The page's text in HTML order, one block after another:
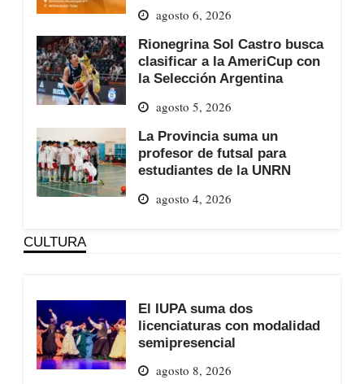
agosto 6, 2026
Rionegrina Sol Castro busca
clasificar a la AmeriCup con
la Selección Argentina
agosto 5, 2026
La Provincia suma un
profesor de futsal para
estudiantes de la UNRN
agosto 4, 2026
CULTURA
El IUPA suma dos
licenciaturas con modalidad
semipresencial
agosto 8, 2026